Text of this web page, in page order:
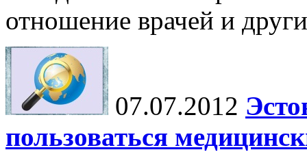
отношение врачей и
07.07.2012
пользоваться